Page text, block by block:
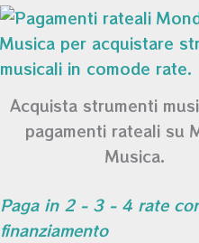
Acquista strumenti
pagamenti rateali su
Musica.
Paga in 2 - 3 - 4 rate
finanziamento